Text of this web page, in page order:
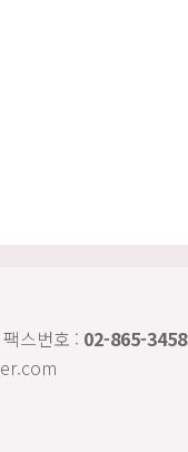
스번호 : 02-865-3458